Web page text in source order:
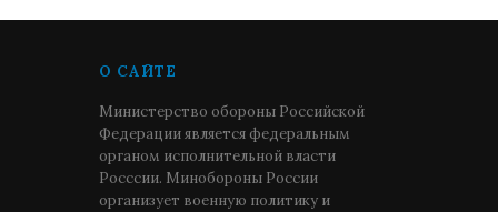
О САЙТЕ
Министерство обороны Российской
Федерации является федеральным
органом исполнительной власти
Росссии. Минобороны России
организует военную политику и